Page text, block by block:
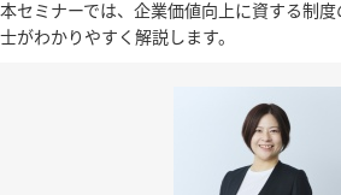
本セミナーでは、企業価値向上に資する制
士がわかりやすく解説します。